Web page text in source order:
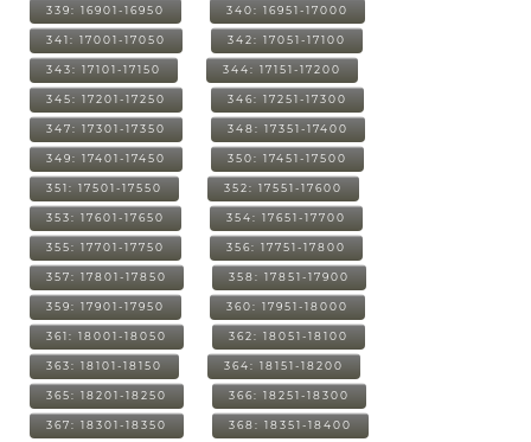
339: 16901-16950 340: 16951-17000
341: 17001-17050 342: 17051-17100
343: 17101-17150 344: 17151-17200
345: 17201-17250 346: 17251-17300
347: 17301-17350 348: 17351-17400
349: 17401-17450 350: 17451-17500
351: 17501-17550 352: 17551-17600
353: 17601-17650 354: 17651-17700
355: 17701-17750 356: 17751-17800
357: 17801-17850 358: 17851-17900
359: 17901-17950 360: 17951-18000
361: 18001-18050 362: 18051-18100
363: 18101-18150 364: 18151-18200
365: 18201-18250 366: 18251-18300
367: 18301-18350 368: 18351-18400